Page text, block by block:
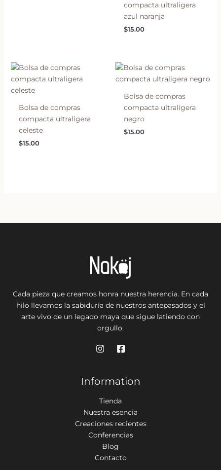
compacta ultraligera
azul naranja
$15.00
Bolsa de compras
compacta ultraligera
celeste
$15.00
Bolsa de compras
compacta ultraligera
negro
$15.00
Cada pieza que creamos honra nuestra herencia. En cada
hilo llevamos la sabiduría de nuestros antepasados y el
arte vivo de un legado maya que sigue latiendo con
orgullo.
Information
Tienda
Nuestra esencia
Creaciones recientes
Conferencias
Blog
Contacto